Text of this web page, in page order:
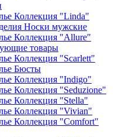
Коллекция "Linda"
Носки мужские
Коллекция "Allure"
товары
Коллекция "Scarlett"
Бюсты
Коллекция "Indigo"
Коллекция "Seduzione"
Коллекция "Stella"
Коллекция "Vivian"
Коллекция "Comfort"